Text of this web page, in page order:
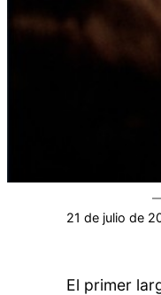
21 de julio de
El primer